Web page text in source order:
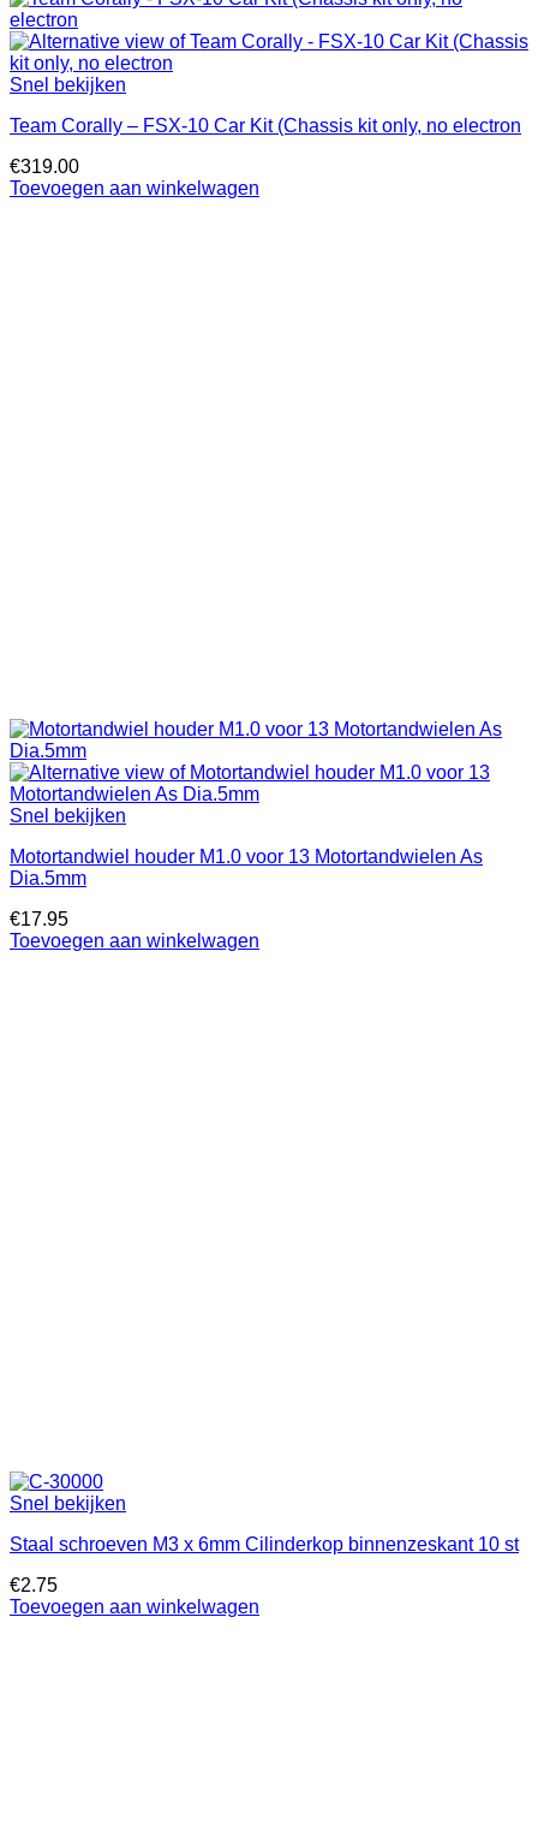
Snel bekijken
Team Corally – FSX-10 Car Kit (Chassis kit only, no electron
€319.00
Toevoegen aan winkelwagen
Snel bekijken
Motortandwiel houder M1.0 voor 13 Motortandwielen As
Dia.5mm
€17.95
Toevoegen aan winkelwagen
Snel bekijken
Staal schroeven M3 x 6mm Cilinderkop binnenzeskant 10 st
€2.75
Toevoegen aan winkelwagen